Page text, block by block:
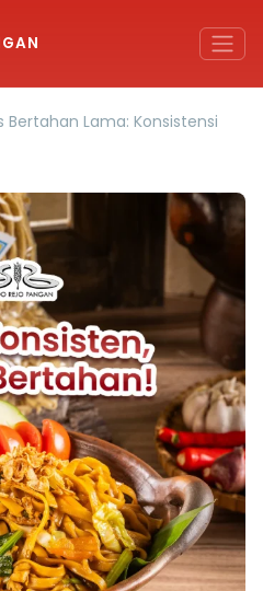
Bertahan Lama: Konsistensi